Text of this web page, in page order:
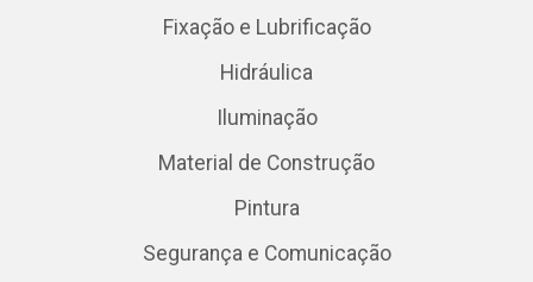
Fixação e Lubrificação
Hidráulica
Iluminação
Material de Construção
Pintura
Segurança e Comunicação